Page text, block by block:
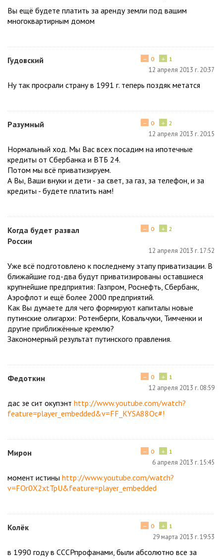
Вы ещё будете платить за аренду земли под вашим
многоквартирным домом
Гудовский + 1
− 0
12 апреля 2013 г. 20:37
Ну так просрали страну в 1991 г. теперь поздяк метатся
Разумный + 2
− 0
12 апреля 2013 г. 20:15
Нормальный ход. Мы Вас всех посадим на ипотечные
кредиты от Сбербанка и ВТБ 24.
Потом мы всё приватизируем.
А Вы, Ваши внуки и дети - за свет, за газ, за телефон, и за
кредиты - будете платить нам!
Когда будет развал
России
+ 2
− 0
12 апреля 2013 г. 17:52
Уже всё подготовлено к последнему этапу приватизации. В
ближайшие год-два будут приватизированы оставшиеся
крупнейшие предприятия: Газпром, Роснефть, Сбербанк,
Аэрофлот и ещё более 2000 предприятий.
Как Вы думаете для чего формируют капиталы новые
путинские олигархи: Ротенберги, Ковальчуки, Тимченки и
другие приближённые кремлю?
Закономерный результат путинского правления.
Федоткин + 1
− 0
12 апреля 2013 г. 08:59
дас зе сит окупэнт http://www.youtube.com/watch?
feature=player_embedded&v=FF_KYSA88Oc#!
Мирон + 1
− 0
6 апреля 2013 г. 15:45
момент истины http://www.youtube.com/watch?
v=FOr0X2xtTpU&feature=player_embedded
Колёк + 1
− 0
29 марта 2013 г. 19:53
в 1990 году в СССРпрофанами, были абсолютно все за